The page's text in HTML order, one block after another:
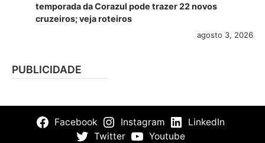
temporada da Corazul pode trazer 22 novos
cruzeiros; veja roteiros
agosto 3, 2026
PUBLICIDADE
Facebook Instagram
LinkedIn
Twitter
Youtube